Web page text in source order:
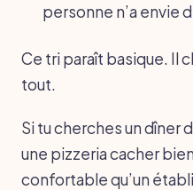
personne n’a envie
Ce tri paraît basique. Il
tout.
Si tu cherches un dîner
une pizzeria cacher
confortable qu’un